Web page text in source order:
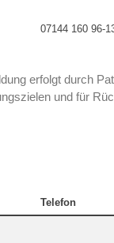
07144 160 96-
erfolgt durch
und für
Telefon